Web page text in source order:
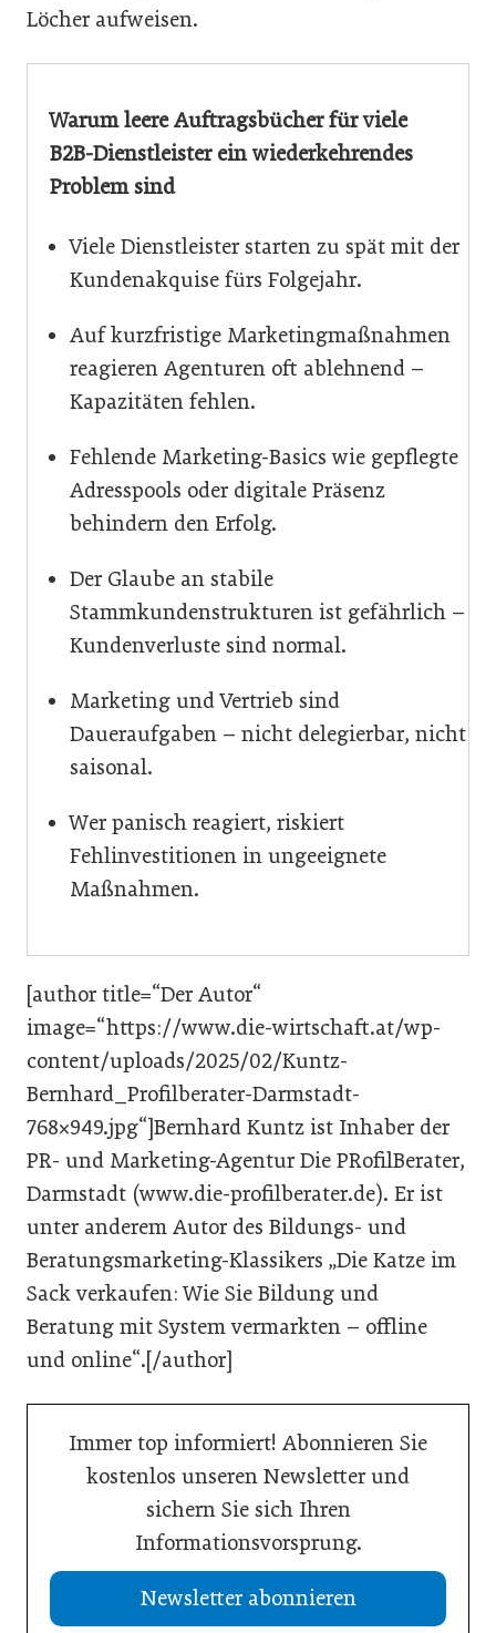
Löcher aufweisen.
Warum leere Auftragsbücher für viele
B2B-Dienstleister ein wiederkehrendes
Problem sind
Viele Dienstleister starten zu spät mit der
Kundenakquise fürs Folgejahr.
Auf kurzfristige Marketingmaßnahmen
reagieren Agenturen oft ablehnend –
Kapazitäten fehlen.
Fehlende Marketing-Basics wie gepflegte
Adresspools oder digitale Präsenz
behindern den Erfolg.
Der Glaube an stabile
Stammkundenstrukturen ist gefährlich –
Kundenverluste sind normal.
Marketing und Vertrieb sind
Daueraufgaben – nicht delegierbar, nicht
saisonal.
Wer panisch reagiert, riskiert
Fehlinvestitionen in ungeeignete
Maßnahmen.
[author title=“Der Autor“
image=“https://www.die-wirtschaft.at/wp-
content/uploads/2025/02/Kuntz-
Bernhard_Profilberater-Darmstadt-
768×949.jpg“]Bernhard Kuntz ist Inhaber der
PR- und Marketing-Agentur Die PRofilBerater,
Darmstadt (www.die-profilberater.de). Er ist
unter anderem Autor des Bildungs- und
Beratungsmarketing-Klassikers „Die Katze im
Sack verkaufen: Wie Sie Bildung und
Beratung mit System vermarkten – offline
und online“.[/author]
Immer top informiert! Abonnieren Sie
kostenlos unseren Newsletter und
sichern Sie sich Ihren
Informationsvorsprung.
Newsletter abonnieren